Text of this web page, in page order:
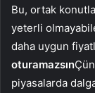
Bu, ortak
yeterli
daha uygun
oturamazsın
piyasalarda